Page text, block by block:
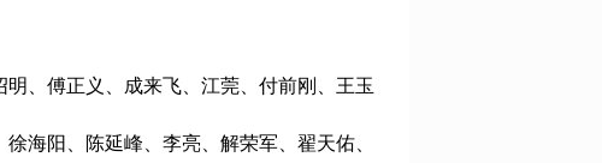
、傅正义、成来飞、江莞、付前刚、王玉
海阳、陈延峰、李亮、解荣军、翟天佑、